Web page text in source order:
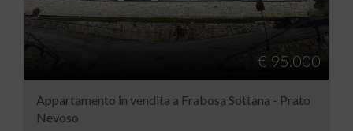
€ 95.000
Appartamento in vendita a Frabosa Sottana - Prato
Nevoso